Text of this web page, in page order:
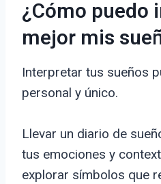
¿Cómo puedo
mejor mis
Interpretar tus sueños
personal y único.
Llevar un diario de
tus emociones y
explorar símbolos que